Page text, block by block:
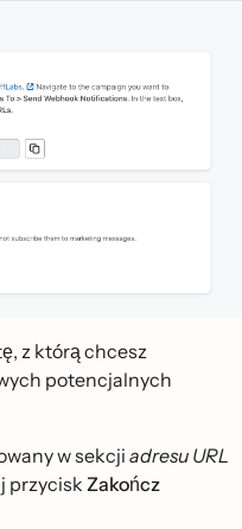
z którą chcesz
potencjalnych
w sekcjiadresu URL
przycisk Zakończ